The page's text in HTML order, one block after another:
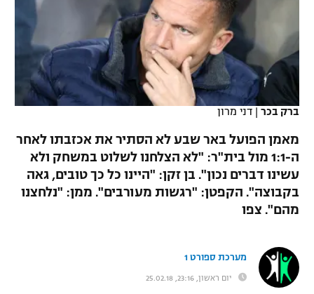
VOD
רץ ברשת
תוצאות
לוח שידורים
"מעל הליגה" – פודקאסט
נבחרת ישראל
מכבי חיפה
בית"ר ירושלים
מכבי תל אביב
הפועל תל אביב
הפועל חיפה
מכבי נתניה
בני יהודה
ליגה ספרדית
ליגה איטלקית
ליגה צרפתית
ליגה הולנדית
ליגה סינית
ליגות נוספות
כדורסל נשים
מכבי תל אביב
הפועל חולון
הפועל ירושלים
דני אבדיה
יורוקאפ
טניס
כדוריד
כדורעף
שחייה
ג'ודו
אגרוף
UFC
ברק בכר | דני מרון
מאמן הפועל באר שבע לא הסתיר את אכזבתו לאחר
ה-1:1 מול בית"ר: "לא הצלחנו לשלוט במשחק ולא
עשינו דברים נכון". בן זקן: "היינו כל כך טובים, גאה
בקבוצה". הקפטן: "רגשות מעורבים". ממן: "נלחצנו
מהם". צפו
מערכת ספורט 1
יום ראשון, 23:16, 25.02.18